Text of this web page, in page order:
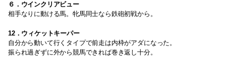
６．ウインクリアビュー
相手なりに動ける馬。牝馬同士なら鉄砲初戦から。
12．ウィケットキーパー
自分から動いて行くタイプで前走は内枠がアダになった。
振られ過ぎずに外から競馬できれば巻き返し十分。